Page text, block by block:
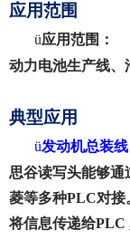
应用范围
ü应用范围：
动力电池生产线
典型应用
ü发动机总装线
思谷读写头能够通
菱等多种PLC对接
将信息传递给PLC